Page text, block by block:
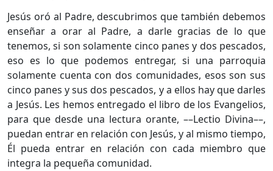
Jesús oró al Padre, descubrimos que también debemos
enseñar a orar al Padre, a darle gracias de lo que
tenemos, si son solamente cinco panes y dos pescados,
eso es lo que podemos entregar, si una parroquia
solamente cuenta con dos comunidades, esos son sus
cinco panes y sus dos pescados, y a ellos hay que darles
a Jesús. Les hemos entregado el libro de los Evangelios,
para que desde una lectura orante, ––Lectio Divina––,
puedan entrar en relación con Jesús, y al mismo tiempo,
Él pueda entrar en relación con cada miembro que
integra la pequeña comunidad.